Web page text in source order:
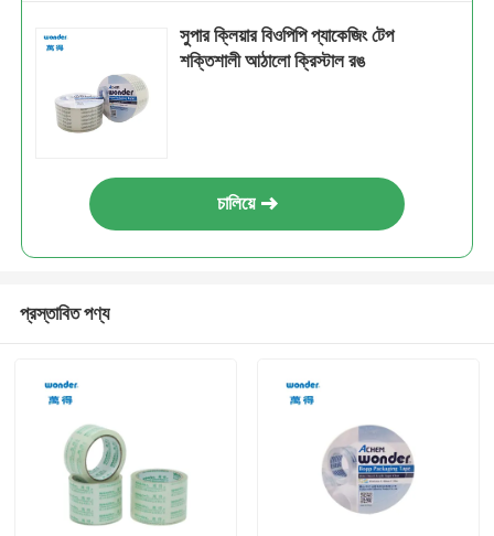
সুপার ক্লিয়ার বিওপিপি প্যাকেজিং টেপ
শক্তিশালী আঠালো ক্রিস্টাল রঙ
চালিয়ে
প্রস্তাবিত পণ্য